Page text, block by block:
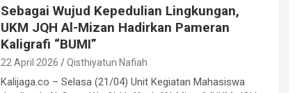
Sebagai Wujud Kepedulian Lingkungan,
UKM JQH Al-Mizan Hadirkan Pameran
Kaligrafi “BUMI”
22 April 2026 Qisthiyatun Nafiah
Kalijaga.co – Selasa (21/04) Unit Kegiatan Mahasiswa